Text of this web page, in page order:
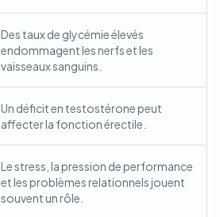
Des taux de glycémie élevés
endommagent les nerfs et les
vaisseaux sanguins.
Un déficit en testostérone peut
affecter la fonction érectile.
Le stress, la pression de performance
et les problèmes relationnels jouent
souvent un rôle.